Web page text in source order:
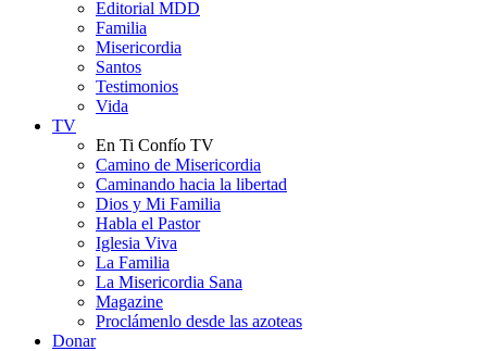
Editorial MDD
Familia
Misericordia
Santos
Testimonios
Vida
TV
En Ti Confío TV
Camino de Misericordia
Caminando hacia la libertad
Dios y Mi Familia
Habla el Pastor
Iglesia Viva
La Familia
La Misericordia Sana
Magazine
Proclámenlo desde las azoteas
Donar